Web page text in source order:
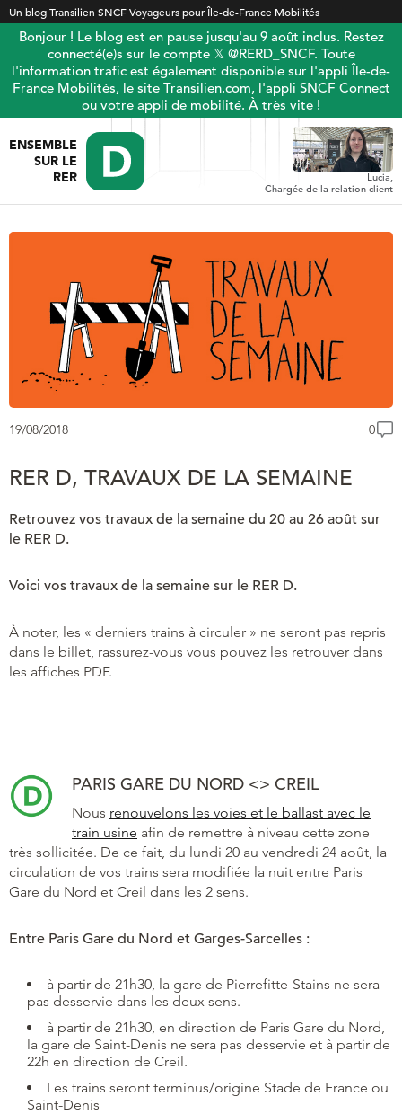
Un blog Transilien SNCF Voyageurs pour Île-de-France Mobilités
Bonjour ! Le blog est en pause jusqu'au 9 août inclus. Restez
connecté(e)s sur le compte 𝕏 @RERD_SNCF. Toute
l'information trafic est également disponible sur l'appli Île-de-
France Mobilités, le site Transilien.com, l'appli SNCF Connect
ou votre appli de mobilité. À très vite !
ENSEMBLE
SUR LE
RER
Lucia,
Chargée de la relation client
19/08/2018 0
RER D, TRAVAUX DE LA SEMAINE
Retrouvez vos travaux de la semaine du 20 au 26 août sur
le RER D.
Voici vos travaux de la semaine sur le RER D.
À noter, les « derniers trains à circuler » ne seront pas repris
dans le billet, rassurez-vous vous pouvez les retrouver dans
les affiches PDF.
PARIS GARE DU NORD <> CREIL
Nous renouvelons les voies et le ballast avec le
train usine afin de remettre à niveau cette zone
très sollicitée. De ce fait, du lundi 20 au vendredi 24 août, la
circulation de vos trains sera modifiée la nuit entre Paris
Gare du Nord et Creil dans les 2 sens.
Entre Paris Gare du Nord et Garges-Sarcelles :
à partir de 21h30, la gare de Pierrefitte-Stains ne sera
pas desservie dans les deux sens.
à partir de 21h30, en direction de Paris Gare du Nord,
la gare de Saint-Denis ne sera pas desservie et à partir de
22h en direction de Creil.
Les trains seront terminus/origine Stade de France ou
Saint-Denis